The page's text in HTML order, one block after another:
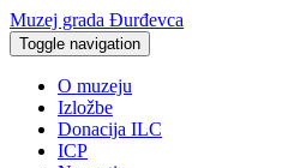
Muzej grada Đurđevca
Toggle navigation
O muzeju
Izložbe
Donacija ILC
ICP